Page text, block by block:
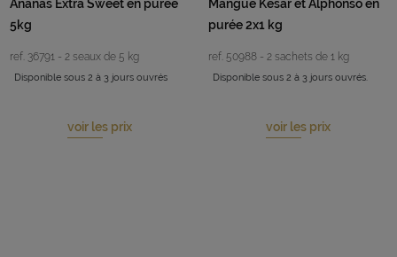
Ananas Extra Sweet en purée
5kg
ref. 36791 - 2 seaux de 5 kg
Disponible sous 2 à 3 jours ouvrés
voir les prix
Mangue Kesar et Alphonso en
purée 2x1 kg
ref. 50988 - 2 sachets de 1 kg
Disponible sous 2 à 3 jours ouvrés.
voir les prix